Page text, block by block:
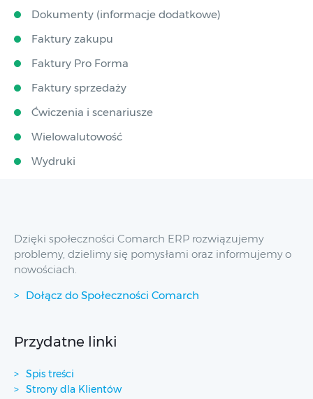
Dokumenty (informacje dodatkowe)
Faktury zakupu
Faktury Pro Forma
Faktury sprzedaży
Ćwiczenia i scenariusze
Wielowalutowość
Wydruki
Dzięki społeczności Comarch ERP rozwiązujemy
problemy, dzielimy się pomysłami oraz informujemy o
nowościach.
Dołącz do Społeczności Comarch
Przydatne linki
Spis treści
Strony dla Klientów